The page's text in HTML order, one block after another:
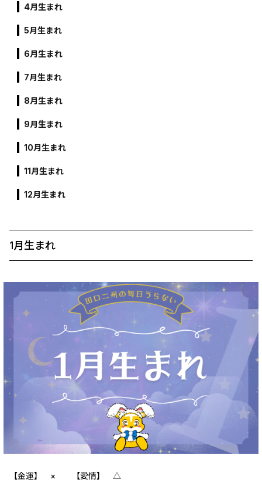
4月生まれ
5月生まれ
6月生まれ
7月生まれ
8月生まれ
9月生まれ
10月生まれ
11月生まれ
12月生まれ
1月生まれ
【金運】 × 【愛情】 △